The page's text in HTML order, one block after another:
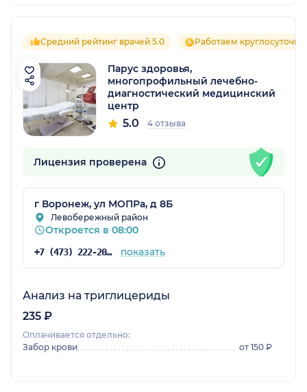
Средний рейтинг врачей 5.0 Работаем круглосуточно
Парус здоровья,
многопрофильный лечебно-
диагностический медицинский
центр
5.0 4 отзыва
Лицензия проверена
г Воронеж, ул МОПРа, д 8Б
Левобережный район
Откроется в 08:00
+7 (473) 222-20-29 показать
Анализ на триглицериды
235 ₽
Оплачивается отдельно:
Забор крови
от 150 ₽